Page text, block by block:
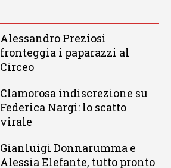
Alessandro Preziosi
fronteggia i paparazzi al
Circeo
Clamorosa indiscrezione su
Federica Nargi: lo scatto
virale
Gianluigi Donnarumma e
Alessia Elefante, tutto pronto